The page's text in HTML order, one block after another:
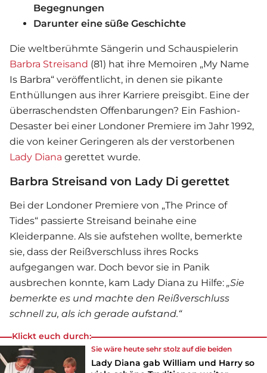
Begegnungen
Darunter eine süße Geschichte
Die weltberühmte Sängerin und Schauspielerin
Barbra Streisand (81) hat ihre Memoiren „My Name
Is Barbra“ veröffentlicht, in denen sie pikante
Enthüllungen aus ihrer Karriere preisgibt. Eine der
überraschendsten Offenbarungen? Ein Fashion-
Desaster bei einer Londoner Premiere im Jahr 1992,
die von keiner Geringeren als der verstorbenen
Lady Diana gerettet wurde.
Barbra Streisand von Lady Di gerettet
Bei der Londoner Premiere von „The Prince of
Tides“ passierte Streisand beinahe eine
Kleiderpanne. Als sie aufstehen wollte, bemerkte
sie, dass der Reißverschluss ihres Rocks
aufgegangen war. Doch bevor sie in Panik
ausbrechen konnte, kam Lady Diana zu Hilfe: „Sie
bemerkte es und machte den Reißverschluss
schnell zu, als ich gerade aufstand.“
Klickt euch durch:
Sie wäre heute sehr stolz auf die beiden
Lady Diana gab William und Harry so